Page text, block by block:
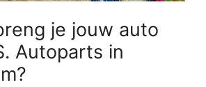
je jouw auto
Autoparts in